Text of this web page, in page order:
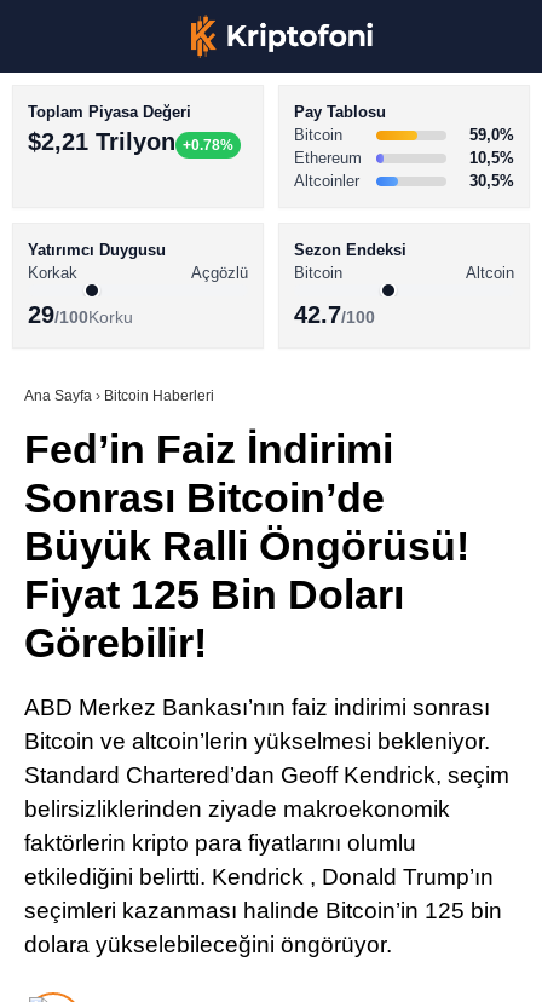
Youtube
TikTok
Telegram
BİTCOİN HABERLERİ
ALTCOİN HABERLERİ
SÖZLÜK
Toplam Piyasa Değeri
$2,21 Trilyon +0.78%
Pay Tablosu
Bitcoin
59,0%
Ethereum
10,5%
Altcoinler
30,5%
Yatırımcı Duygusu
Korkak
Açgözlü
29/100Korku
Sezon Endeksi
Bitcoin
Altcoin
42.7/100
Ana Sayfa › Bitcoin Haberleri
Fed’in Faiz İndirimi
Sonrası Bitcoin’de
Büyük Ralli Öngörüsü!
Fiyat 125 Bin Doları
Görebilir!
ABD Merkez Bankası’nın faiz indirimi sonrası
Bitcoin ve altcoin’lerin yükselmesi bekleniyor.
Standard Chartered’dan Geoff Kendrick, seçim
belirsizliklerinden ziyade makroekonomik
faktörlerin kripto para fiyatlarını olumlu
etkilediğini belirtti. Kendrick , Donald Trump’ın
seçimleri kazanması halinde Bitcoin’in 125 bin
dolara yükselebileceğini öngörüyor.